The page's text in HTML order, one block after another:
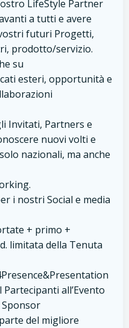
LifeStyle Partner
a tutti e avere
futuri Progetti,
prodotto/servizio.
su
esteri, opportunità e
Invitati, Partners e
nuovi volti e
nazionali, ma anche
i nostri Social e media
+ primo +
limitata della Tenuta
all’Evento
del migliore